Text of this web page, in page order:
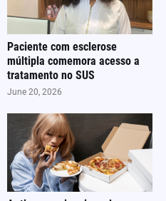
Paciente com esclerose
múltipla comemora acesso a
tratamento no SUS
June 20, 2026